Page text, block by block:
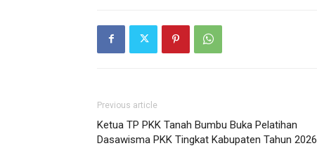
Previous article
Ketua TP PKK Tanah Bumbu Buka Pelatihan
Dasawisma PKK Tingkat Kabupaten Tahun 2026